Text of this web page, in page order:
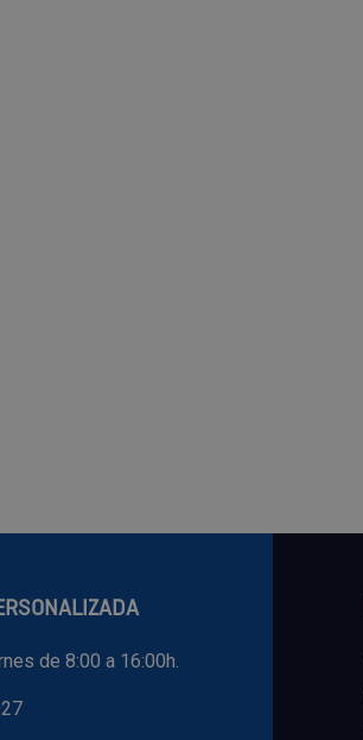
de 8:00 a 16:00h.